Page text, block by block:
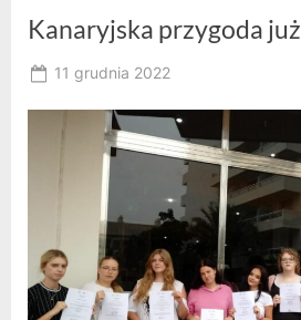
Kanaryjska przygoda
Posted
11 grudnia 2022